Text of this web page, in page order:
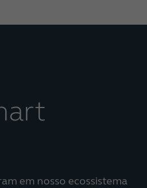
em nosso ecossistema